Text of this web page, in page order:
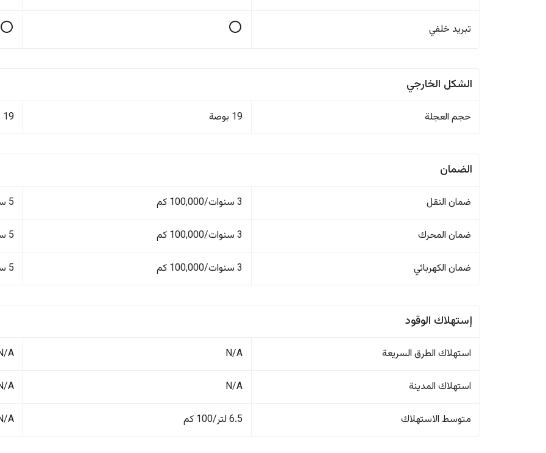
تبريد خلفي
الشكل الخارجي
حجم العجلة 19 بوصة 19 بوصة
الضمان
ضمان النقل 3 سنوات/100,000 كم 5 سنوات/150,000 كم
ضمان المحرك 3 سنوات/100,000 كم 5 سنوات/150,000 كم
ضمان الكهربائي 3 سنوات/100,000 كم 5 سنوات/150,000 كم
إستهلاك الوقود
استهلاك الطرق السريعة N/A
A
استهلاك المدينة N/A
A
متوسط الاستهلاك 6.5 لتر/100 كم A